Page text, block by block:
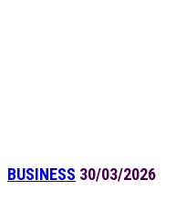
BUSINESS 30/03/2026